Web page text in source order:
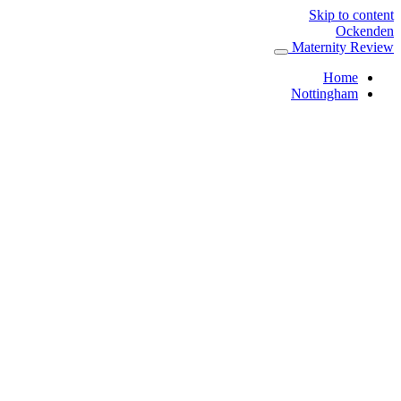
Skip to content
Ockenden
Maternity Review
Home
Nottingham